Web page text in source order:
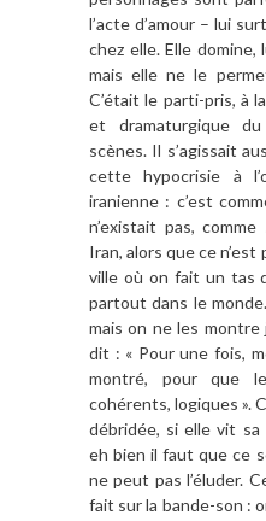
l’acte d’amour – lui
chez elle. Elle
mais elle ne le
C’était le parti-pris, à
et dramaturgique
scènes. Il s’agissait
cette hypocrisie à
iranienne : c’est
n’existait pas,
Iran, alors que ce
ville où on fait un tas
partout dans le
mais on ne les montre
dit : « Pour une fois,
montré, pour que
cohérents, logiques ».
débridée, si elle vit sa
eh bien il faut que ce
ne peut pas l’éluder.
fait sur la bande-son :